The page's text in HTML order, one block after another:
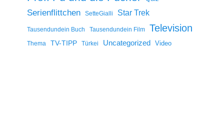
Serienflittchen SetteGialli Star Trek
Tausendundein Buch Tausendundein Film Television
Thema TV-TIPP Türkei Uncategorized Video